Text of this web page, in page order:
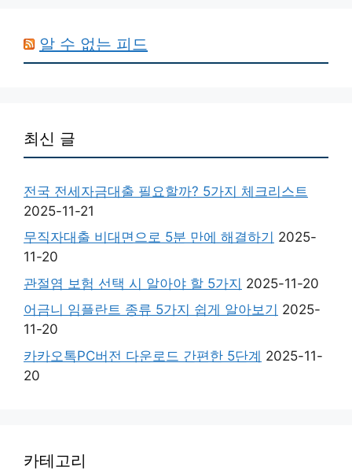
알 수 없는 피드
최신 글
전국 전세자금대출 필요할까? 5가지 체크리스트
2025-11-21
무직자대출 비대면으로 5분 만에 해결하기 2025-
11-20
관절염 보험 선택 시 알아야 할 5가지 2025-11-20
어금니 임플란트 종류 5가지 쉽게 알아보기 2025-
11-20
카카오톡PC버전 다운로드 간편한 5단계 2025-11-
20
카테고리